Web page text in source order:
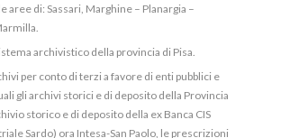
aree di: Sassari, Marghine – Planargia –
archivistico della provincia di Pisa.
per conto di terzi a favore di enti pubblici e
gli archivi storici e di deposito della Provincia
storico e di deposito della ex Banca CIS
Sardo) ora Intesa-San Paolo, le prescrizioni